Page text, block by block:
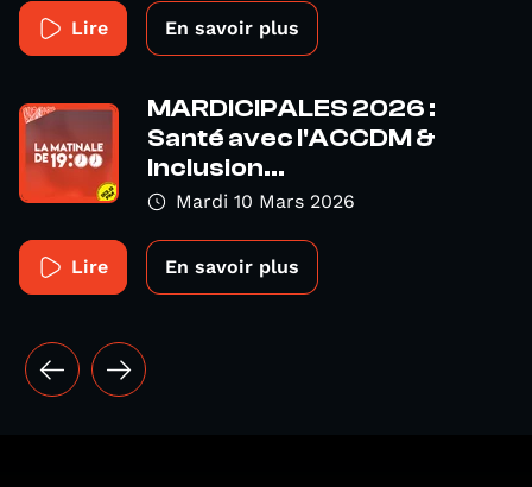
Lire En savoir plus
MARDICIPALES 2026 :
Santé avec l'ACCDM &
Inclusion...
Mardi 10 Mars 2026
Lire En savoir plus